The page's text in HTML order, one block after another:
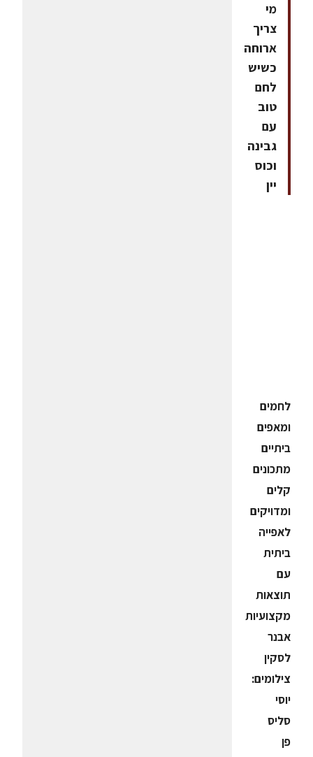
מי
צריך
ארוחה
כשיש
לחם
טוב
עם
גבינה
וכוס
יין
לחמים
ומאפים
ביתיים
מתכונים
קלים
ומדויקים
לאפייה
ביתית
עם
תוצאות
מקצועיות
אבנר
לסקין
צילומים:
יוסי
סליס
פן